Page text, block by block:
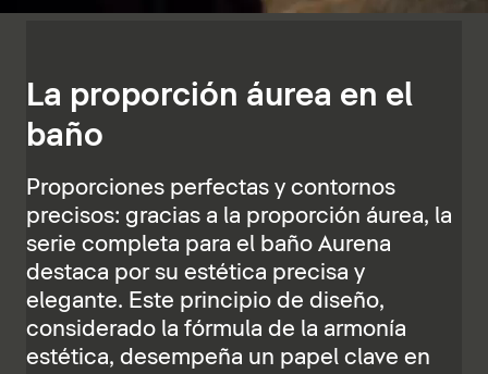
La proporción áurea en el
baño
Proporciones perfectas y contornos
precisos: gracias a la proporción áurea, la
serie completa para el baño Aurena
destaca por su estética precisa y
elegante. Este principio de diseño,
considerado la fórmula de la armonía
estética, desempeña un papel clave en